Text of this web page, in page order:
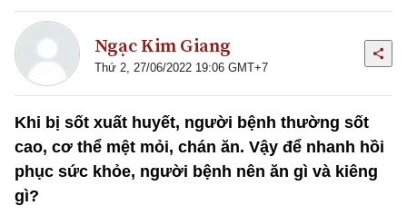
Ngạc Kim Giang
Thứ 2, 27/06/2022 19:06 GMT+7
Khi bị sốt xuất huyết, người bệnh thường sốt
cao, cơ thể mệt mỏi, chán ăn. Vậy để nhanh hồi
phục sức khỏe, người bệnh nên ăn gì và kiêng
gì?